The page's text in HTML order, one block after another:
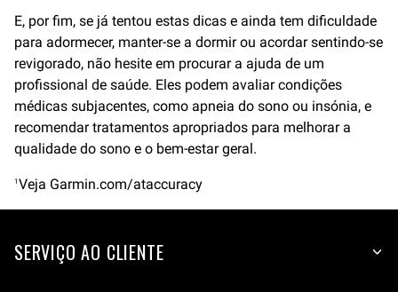
E, por fim, se já tentou estas dicas e ainda tem dificuldade
para adormecer, manter-se a dormir ou acordar sentindo-se
revigorado, não hesite em procurar a ajuda de um
profissional de saúde. Eles podem avaliar condições
médicas subjacentes, como apneia do sono ou insónia, e
recomendar tratamentos apropriados para melhorar a
qualidade do sono e o bem-estar geral.
1 Veja Garmin.com/ataccuracy
SERVIÇO AO CLIENTE